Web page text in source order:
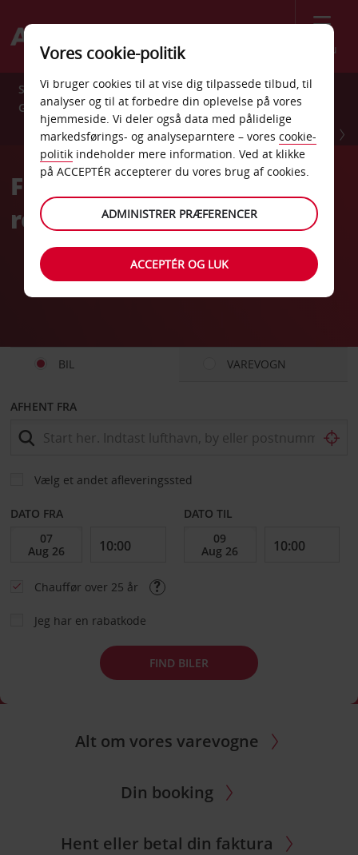
Menu
Spar 10 % året rundt med Avis Preferred. Tilmeld dig
GRATIS nu.
TILMELD DIG NU
Fleksibel billeje, der giver
ro i sindet
BIL VAREVOGN
AFHENT FRA
Vælg et andet afleveringssted
DATO FRA DATO TIL
Chauffør over 25 år
Jeg har en rabatkode
FIND BILER
Alt om vores varevogne
Din booking
Hent eller betal din faktura
Vores cookie-politik
Vi bruger cookies til at vise dig tilpassede tilbud, til
analyser og til at forbedre din oplevelse på vores
hjemmeside. Vi deler også data med pålidelige
markedsførings- og analyseparntere – vores cookie-
politik indeholder mere information. Ved at klikke
på ACCEPTÉR accepterer du vores brug af cookies.
ADMINISTRER PRÆFERENCER
ACCEPTÉR OG LUK